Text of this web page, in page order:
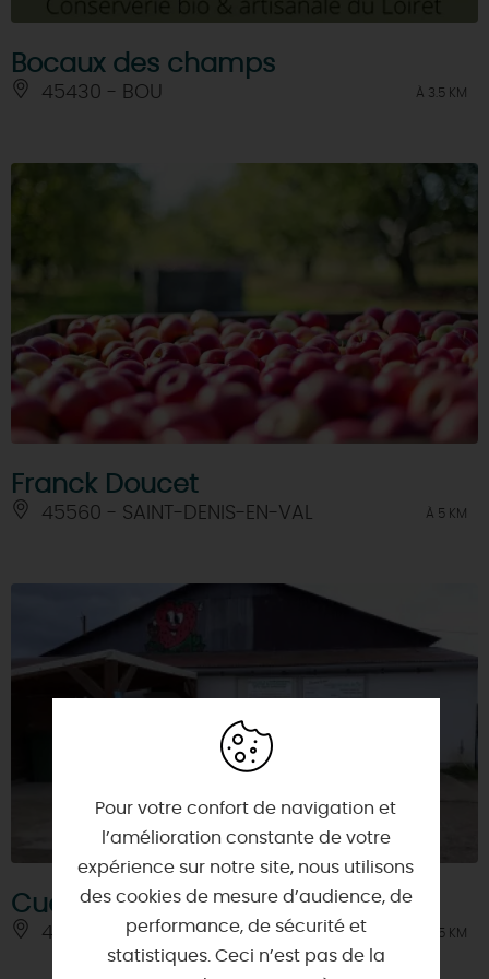
Bocaux des champs
45430 - BOU À 3.5 KM
Franck Doucet
45560 - SAINT-DENIS-EN-VAL À 5 KM
Cueillette La Bernardière
45590 - SAINT-CYR-EN-VAL À 5 KM
Pour votre confort de navigation et
l’amélioration constante de votre
expérience sur notre site, nous utilisons
des cookies de mesure d’audience, de
performance, de sécurité et
statistiques. Ceci n’est pas de la